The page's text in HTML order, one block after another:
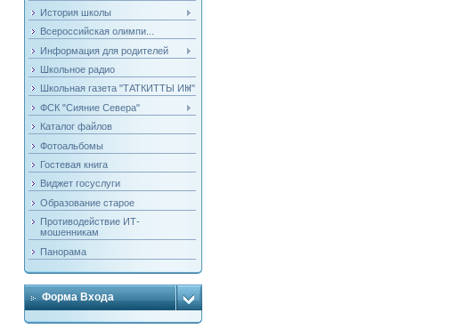
История школы
Всероссийская олимпи...
Информация для родителей
Школьное радио
Школьная газета "ТАТКИТТЫ ИН"
ФСК "Сияние Севера"
Каталог файлов
Фотоальбомы
Гостевая книга
Виджет госуслуги
Образование старое
Противодействие ИТ-
мошенникам
Панорама
Форма Входа